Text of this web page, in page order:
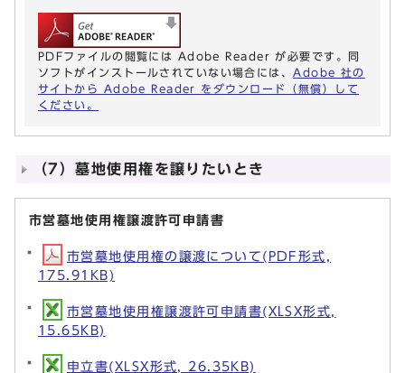
PDFファイルの閲覧には Adobe Reader が必要です。同
ソフトがインストールされていない場合には、 Adobe 社の
サイトから Adobe Reader をダウンロード（無償）して
ください。
（7）墓地使用権を譲りたいとき
市営墓地使用権譲渡許可申請書
市営墓地使用権の譲渡について(PDF形式,
175.91KB)
市営墓地使用権譲渡許可申請書(XLSX形式,
15.65KB)
申立書(XLSX形式, 26.35KB)